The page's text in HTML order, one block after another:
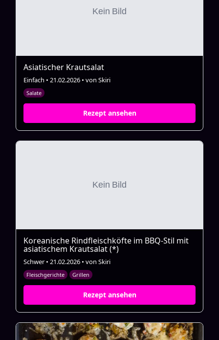
Asiatischer Krautsalat
Einfach • 21.02.2026 • von Skiri
Salate
Rezept ansehen
Koreanische Rindfleischköfte im BBQ-Stil mit
asiatischem Krautsalat (*)
Schwer • 21.02.2026 • von Skiri
Fleischgerichte Grillen
Rezept ansehen